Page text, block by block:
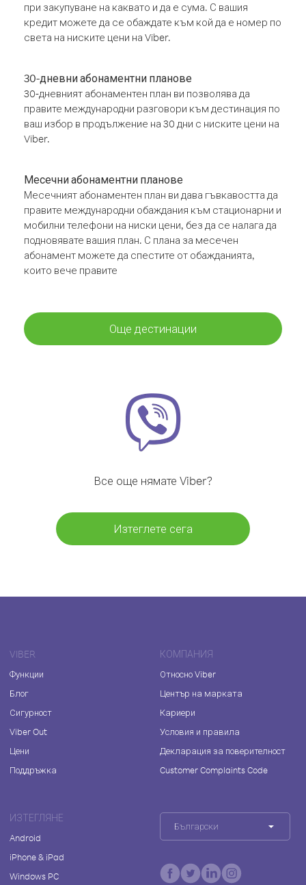
при закупуване на каквато и да е сума. С вашия
кредит можете да се обаждате към кой да е номер по
света на ниските цени на Viber.
30-дневни абонаментни планове
30-дневният абонаментен план ви позволява да
правите международни разговори към дестинация по
ваш избор в продължение на 30 дни с ниските цени на
Viber.
Месечни абонаментни планове
Месечният абонаментен план ви дава гъвкавостта да
правите международни обаждания към стационарни и
мобилни телефони на ниски цени, без да се налага да
подновявате вашия план. С плана за месечен
абонамент можете да спестите от обажданията,
които вече правите
Още дестинации
Все още нямате Viber?
Изтеглете сега
VIBER
Функции
Блог
Сигурност
Viber Out
Цени
Поддръжка
КОМПАНИЯ
Относно Viber
Център на марката
Кариери
Условия и правила
Декларация за поверителност
Customer Complaints Code
ИЗТЕГЛЯНЕ
Android
iPhone & iPad
Windows PC
Български